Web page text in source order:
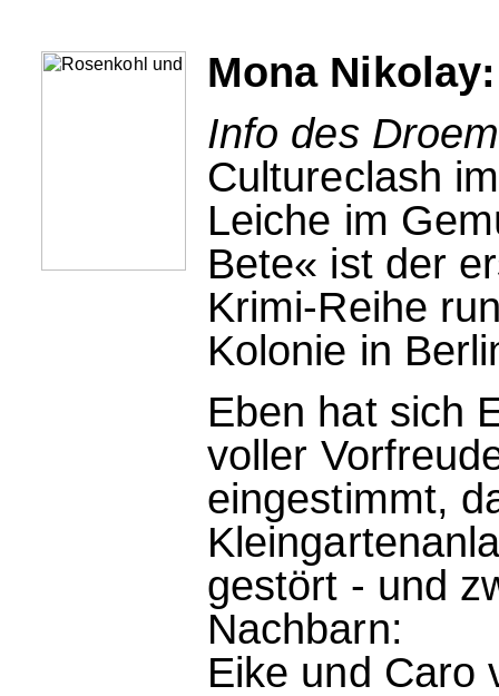
Mona
Info des
Cultureclash
Leiche im
Bete« ist der
Krimi-Reihe
Kolonie in
Eben hat sich
voller
eingestimmt,
gestört - und
Nachbarn:
Eike und Caro